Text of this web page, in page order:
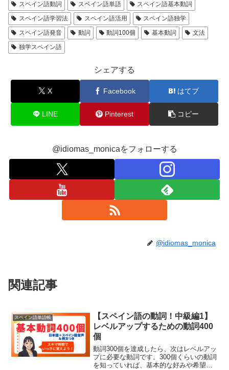
スペイン語動詞
スペイン語単語
スペイン語基本動詞
スペイン語学習法
スペイン語活用
スペイン語独学
スペイン語発音
動詞 動詞100個 基本動詞
文法
独学スペイン語
シェアする
X Facebook はてブ
LINE Pinterest コピー
@idiomas_monicaをフォローする
@idiomas_monica
関連記事
スペイン語単語帳
【スペイン語の動詞！中級編1】
レベルアップするための動詞400
個
動詞300個を達成したら、次はレベルアッ
プに必要な動詞です。300個くらいの動詞
を知っていれば、基本的な好みや希望、